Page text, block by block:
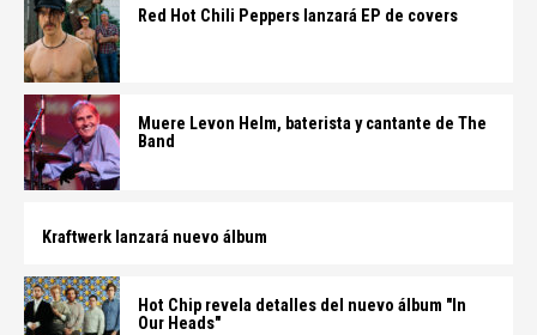
Red Hot Chili Peppers lanzará EP de covers
Muere Levon Helm, baterista y cantante de The
Band
Kraftwerk lanzará nuevo álbum
Hot Chip revela detalles del nuevo álbum "In
Our Heads"